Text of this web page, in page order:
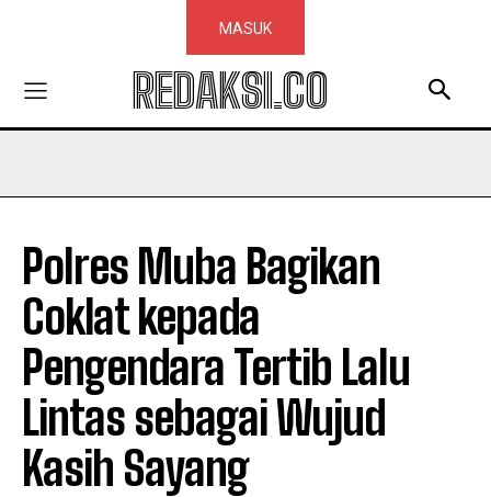
MASUK
REDAKSI.CO
Polres Muba Bagikan
Coklat kepada
Pengendara Tertib Lalu
Lintas sebagai Wujud
Kasih Sayang